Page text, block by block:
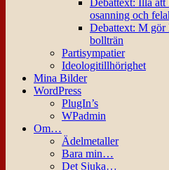
Debattext: Illa att
osanning och
Debattext: M gör
bollträn
Partisympatier
Ideologitillhörighet
Mina Bilder
WordPress
PlugIn’s
WPadmin
Om…
Ädelmetaller
Bara min…
Det Sjuka…